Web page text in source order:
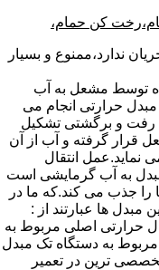
کن حمام،
ندارد،ممنوع و بسیار
توسط مشعل به آب
حرارتی انجام می
رفت و برگشتی تشکیل
قرار گرفته و آب از آن
نماید.عمل انتقال
به آب گرمایشی است
جذب می کند.که ما در
مبدل ها عبارتند از :
حرارتی اصلی مربوط به
به دستگاه تک مبدل
ترین در تعمیر